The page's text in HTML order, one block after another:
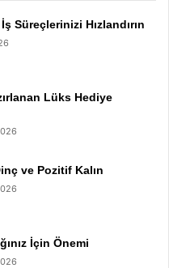
Süreçlerinizi Hızlandırın
Lüks Hediye
ve Pozitif Kalın
İçin Önemi